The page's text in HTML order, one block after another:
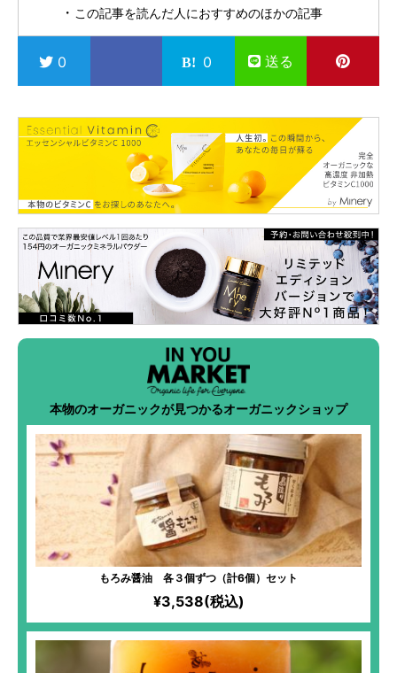
この記事を読んだ人におすすめのほかの記事
0 0 送る
本物のオーガニックが見つかるオーガニックショップ
もろみ醤油 各３個ずつ（計6個）セット
¥3,538(税込)